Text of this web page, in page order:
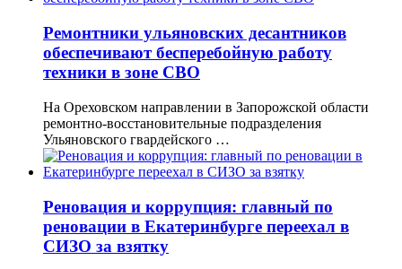
Ремонтники ульяновских десантников
обеспечивают бесперебойную работу
техники в зоне СВО
На Ореховском направлении в Запорожской области
ремонтно-восстановительные подразделения
Ульяновского гвардейского …
Реновация и коррупция: главный по
реновации в Екатеринбурге переехал в
СИЗО за взятку